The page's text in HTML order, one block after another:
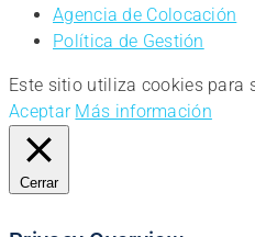
Agencia de Colocación
Política de Gestión
Este sitio utiliza cookies para
Aceptar Más información
Cerrar